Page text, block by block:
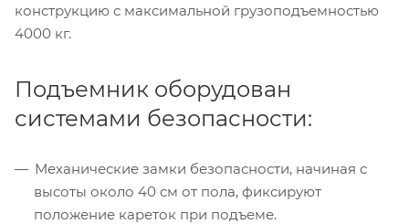
конструкцию с максимальной грузоподъемностью
4000 кг.
Подъемник оборудован
системами безопасности:
Механические замки безопасности, начиная с
высоты около 40 см от пола, фиксируют
положение кареток при подъеме.